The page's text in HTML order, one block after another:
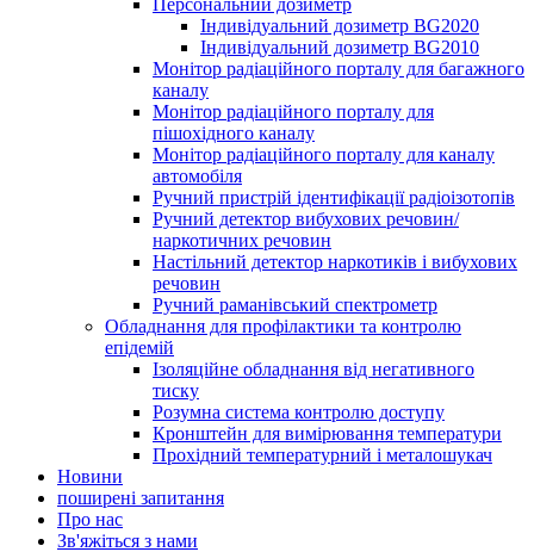
Персональний дозиметр
Індивідуальний дозиметр BG2020
Індивідуальний дозиметр BG2010
Монітор радіаційного порталу для багажного
каналу
Монітор радіаційного порталу для
пішохідного каналу
Монітор радіаційного порталу для каналу
автомобіля
Ручний пристрій ідентифікації радіоізотопів
Ручний детектор вибухових речовин/
наркотичних речовин
Настільний детектор наркотиків і вибухових
речовин
Ручний раманівський спектрометр
Обладнання для профілактики та контролю
епідемій
Ізоляційне обладнання від негативного
тиску
Розумна система контролю доступу
Кронштейн для вимірювання температури
Прохідний температурний і металошукач
Новини
поширені запитання
Про нас
Зв'яжіться з нами